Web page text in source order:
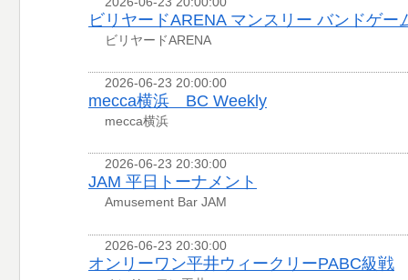
ビリヤードARENA マンスリー バンドゲー
ビリヤードARENA
2026-06-23 20:00:00
mecca横浜 BC Weekly
mecca横浜
2026-06-23 20:30:00
JAM 平日トーナメント
Amusement Bar JAM
2026-06-23 20:30:00
オンリーワン平井ウィークリーPABC級戦